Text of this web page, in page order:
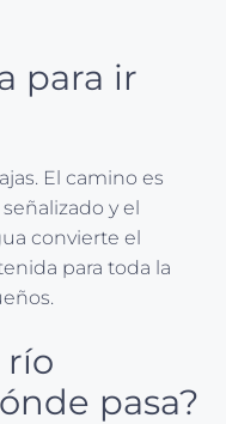
para ir
El camino es
y el
convierte el
para toda la
río
pasa?